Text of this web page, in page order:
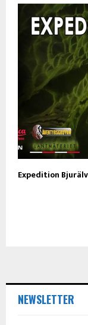
Expedition
NEWSLETTER